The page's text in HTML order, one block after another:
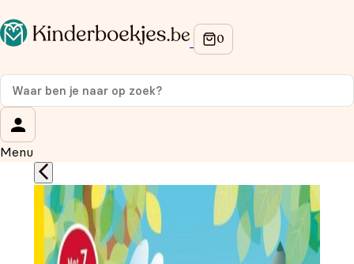
Menu
Op de hoogte blijven van onze acties?
Meld je aan voor onze nieuwsbrief en ontvang
korting
Wat is je voornaam?
Wat is je e-mailadres?*
Aanmelden